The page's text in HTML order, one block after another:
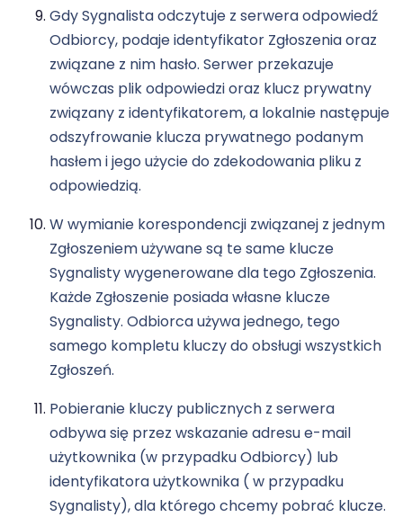
Gdy Sygnalista odczytuje z serwera odpowiedź
Odbiorcy, podaje identyfikator Zgłoszenia oraz
związane z nim hasło. Serwer przekazuje
wówczas plik odpowiedzi oraz klucz prywatny
związany z identyfikatorem, a lokalnie następuje
odszyfrowanie klucza prywatnego podanym
hasłem i jego użycie do zdekodowania pliku z
odpowiedzią.
W wymianie korespondencji związanej z jednym
Zgłoszeniem używane są te same klucze
Sygnalisty wygenerowane dla tego Zgłoszenia.
Każde Zgłoszenie posiada własne klucze
Sygnalisty. Odbiorca używa jednego, tego
samego kompletu kluczy do obsługi wszystkich
Zgłoszeń.
Pobieranie kluczy publicznych z serwera
odbywa się przez wskazanie adresu e-mail
użytkownika (w przypadku Odbiorcy) lub
identyfikatora użytkownika ( w przypadku
Sygnalisty), dla którego chcemy pobrać klucze.